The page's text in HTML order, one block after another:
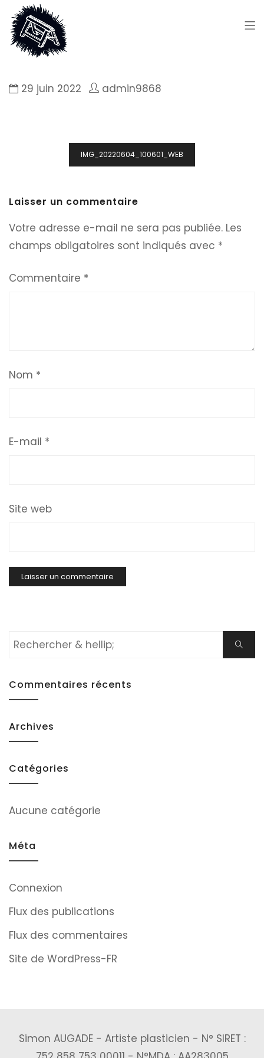
29 juin 2022 admin9868
IMG_20220604_100601_WEB
Laisser un commentaire
Votre adresse e-mail ne sera pas publiée. Les
champs obligatoires sont indiqués avec *
Commentaire *
Nom *
E-mail *
Site web
Rechercher:
Commentaires récents
Archives
Catégories
Aucune catégorie
Méta
Connexion
Flux des publications
Flux des commentaires
Site de WordPress-FR
Simon AUGADE - Artiste plasticien - N° SIRET :